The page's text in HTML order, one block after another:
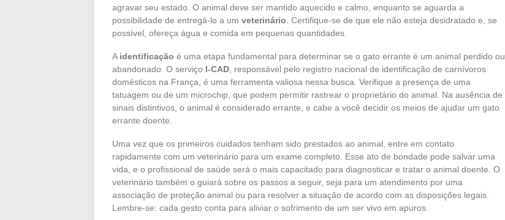
agravar seu estado. O animal deve ser mantido aquecido e calmo, enquanto se aguarda a
possibilidade de entregá-lo a um veterinário . Certifique-se de que ele não esteja desidratado e, se
possível, ofereça água e comida em pequenas quantidades.
A identificação é uma etapa fundamental para determinar se o gato errante é um animal perdido ou
abandonado. O serviço I-CAD , responsável pelo registro nacional de identificação de carnívoros
domésticos na França, é uma ferramenta valiosa nessa busca. Verifique a presença de uma
tatuagem ou de um microchip, que podem permitir rastrear o proprietário do animal. Na ausência de
sinais distintivos, o animal é considerado errante, e cabe a você decidir os meios de ajudar um gato
errante doente.
Uma vez que os primeiros cuidados tenham sido prestados ao animal, entre em contato
rapidamente com um veterinário para um exame completo. Esse ato de bondade pode salvar uma
vida, e o profissional de saúde será o mais capacitado para diagnosticar e tratar o animal doente. O
veterinário também o guiará sobre os passos a seguir, seja para um atendimento por uma
associação de proteção animal ou para resolver a situação de acordo com as disposições legais.
Lembre-se: cada gesto conta para aliviar o sofrimento de um ser vivo em apuros.